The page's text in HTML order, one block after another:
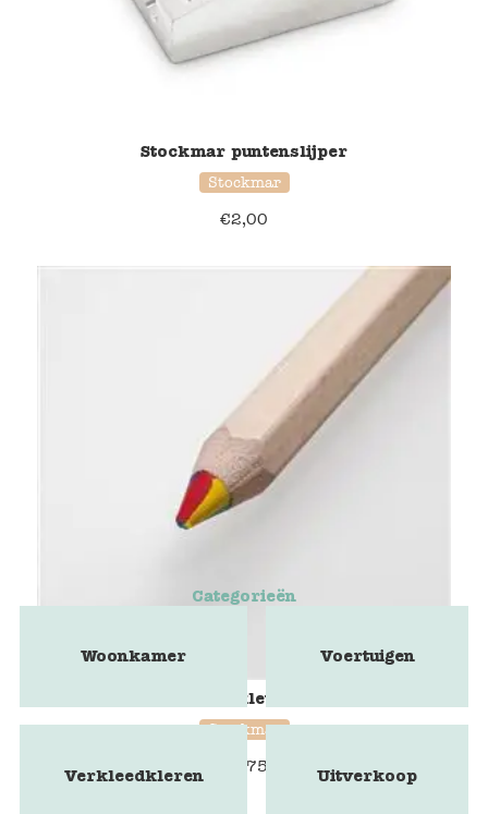
Stockmar puntenslijper
Stockmar
€2,00
Stockmar vierkleuren potlood
Stockmar
1,75
Categorieën
Woonkamer Voertuigen
Verkleedkleren Uitverkoop